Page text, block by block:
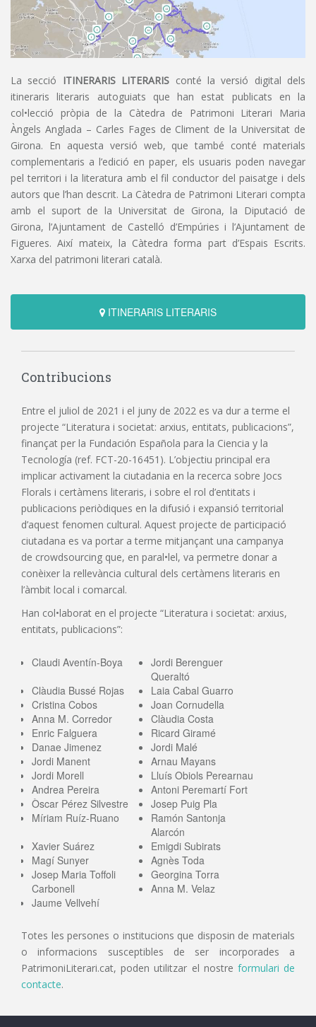
La secció ITINERARIS LITERARIS conté la versió digital dels
itineraris literaris autoguiats que han estat publicats en la
col•lecció pròpia de la Càtedra de Patrimoni Literari Maria
Àngels Anglada – Carles Fages de Climent de la Universitat de
Girona. En aquesta versió web, que també conté materials
complementaris a l’edició en paper, els usuaris poden navegar
pel territori i la literatura amb el fil conductor del paisatge i dels
autors que l’han descrit. La Càtedra de Patrimoni Literari compta
amb el suport de la Universitat de Girona, la Diputació de
Girona, l’Ajuntament de Castelló d’Empúries i l’Ajuntament de
Figueres. Així mateix, la Càtedra forma part d’Espais Escrits.
Xarxa del patrimoni literari català.
ITINERARIS LITERARIS
Contribucions
Entre el juliol de 2021 i el juny de 2022 es va dur a terme el
projecte “Literatura i societat: arxius, entitats, publicacions”,
finançat per la Fundación Española para la Ciencia y la
Tecnología (ref. FCT-20-16451). L’objectiu principal era
implicar activament la ciutadania en la recerca sobre Jocs
Florals i certàmens literaris, i sobre el rol d’entitats i
publicacions periòdiques en la difusió i expansió territorial
d’aquest fenomen cultural. Aquest projecte de participació
ciutadana es va portar a terme mitjançant una campanya
de crowdsourcing que, en paral•lel, va permetre donar a
conèixer la rellevància cultural dels certàmens literaris en
l’àmbit local i comarcal.
Han col•laborat en el projecte “Literatura i societat: arxius,
entitats, publicacions”:
Claudi Aventín-Boya
Jordi Berenguer
Queraltó
Clàudia Bussé Rojas
Laia Cabal Guarro
Cristina Cobos
Joan Cornudella
Anna M. Corredor
Clàudia Costa
Enric Falguera
Ricard Giramé
Danae Jimenez
Jordi Malé
Jordi Manent
Arnau Mayans
Jordi Morell
Lluís Obiols Perearnau
Andrea Pereira
Antoni Peremartí Fort
Òscar Pérez Silvestre
Josep Puig Pla
Míriam Ruíz-Ruano
Ramón Santonja
Alarcón
Xavier Suárez
Emigdi Subirats
Magí Sunyer
Agnès Toda
Josep Maria Toffoli
Carbonell
Georgina Torra
Anna M. Velaz
Jaume Vellvehí
Totes les persones o institucions que disposin de materials
o informacions susceptibles de ser incorporades a
PatrimoniLiterari.cat, poden utilitzar el nostre formulari de
contacte.